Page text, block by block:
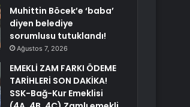
Muhittin Böcek’e ‘baba’
diyen belediye
sorumlusu tutuklandı!
Ağustos 7, 2026
EMEKLİ ZAM FARKI ÖDEME
TARİHLERİ SON DAKİKA!
SSK-Bağ-Kur Emeklisi